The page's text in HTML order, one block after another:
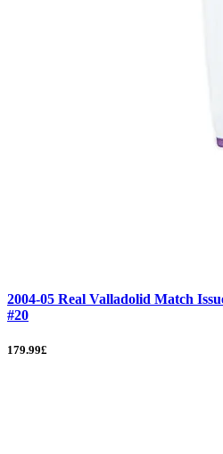
2004-05 Real Valladolid Match
#20
179.99£